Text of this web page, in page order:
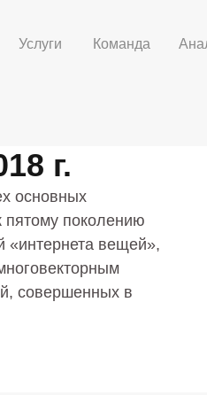
Команда
Услуги
г.
основных
пятому поколению
«интернета вещей»,
совершенных в